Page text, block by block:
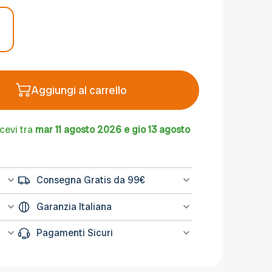
Aggiungi al carrello
tra mar 11 agosto 2026 e gio 13 agosto
Consegna Gratis da 99€
minimo 99€
Garanzia Italiana
L’assistenza per tutti i prodotti avviene in
Italia, il nostro servizio post-vendita è a
Pagamenti Sicuri